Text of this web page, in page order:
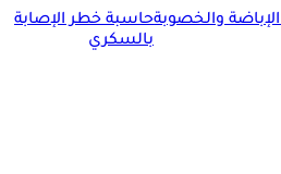
والخصوبةحاسبة خطر الإصابة
بالسكري